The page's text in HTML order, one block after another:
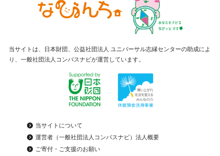
当サイトは、日本財団、公益社団法人 ユニバーサル志縁センターの助成によ
り、一般社団法人コンパスナビが運営しています。
当サイトについて
運営者（一般社団法人コンパスナビ）法人概要
ご寄付・ご支援のお願い